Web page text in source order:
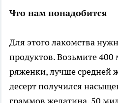
Что нам понадобится
Для этого лакомства
продуктов. Возьмите
ряженки, лучше средней
десерт получился
граммов желатина, 50